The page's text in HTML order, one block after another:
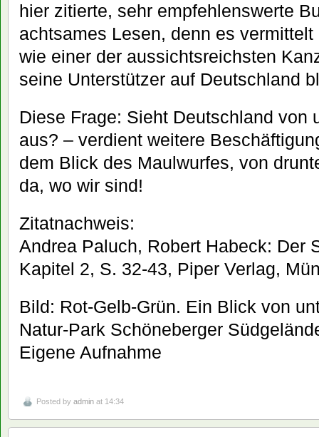
hier zitierte, sehr empfehlenswerte
achtsames Lesen, denn es
wie einer der aussichtsreichsten
seine Unterstützer auf Deutschland
Diese Frage: Sieht Deutschland von
aus? – verdient weitere
dem Blick des Maulwurfes, von
da, wo wir sind!
Zitatnachweis:
Andrea Paluch, Robert Habeck: Der
Kapitel 2, S. 32-43, Piper Verlag,
Bild: Rot-Gelb-Grün. Ein Blick von
Natur-Park Schöneberger
Eigene Aufnahme
Posted by admin at 14:34